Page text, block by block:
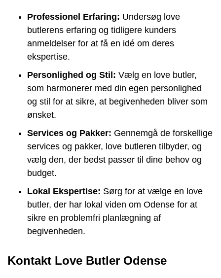
Professionel Erfaring: Undersøg love
butlerens erfaring og tidligere kunders
anmeldelser for at få en idé om deres
ekspertise.
Personlighed og Stil: Vælg en love butler,
som harmonerer med din egen personlighed
og stil for at sikre, at begivenheden bliver som
ønsket.
Services og Pakker: Gennemgå de forskellige
services og pakker, love butleren tilbyder, og
vælg den, der bedst passer til dine behov og
budget.
Lokal Ekspertise: Sørg for at vælge en love
butler, der har lokal viden om Odense for at
sikre en problemfri planlægning af
begivenheden.
Kontakt Love Butler Odense